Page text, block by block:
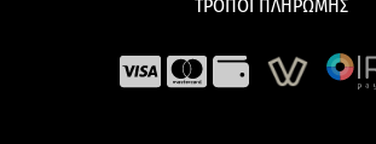
ΤΡΟΠΟΙ ΠΛΗΡΩΜΗΣ